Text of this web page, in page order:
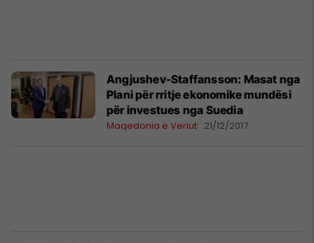
Angjushev-Staffansson: Masat nga
Plani për rritje ekonomike mundësi
për investues nga Suedia
Maqedonia e Veriut 21/12/2017